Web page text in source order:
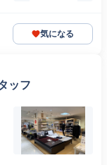
気になる
ッフ